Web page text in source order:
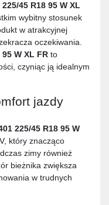
45 R18 95 W XL
wybitny stosunek
w atrakcyjnej
oczekiwania.
W XL FR to
czyniąc ją idealnym
jazdy
225/45 R18 95 W
który znacząco
zimy również
bieżnika zwiększa
w trudnych